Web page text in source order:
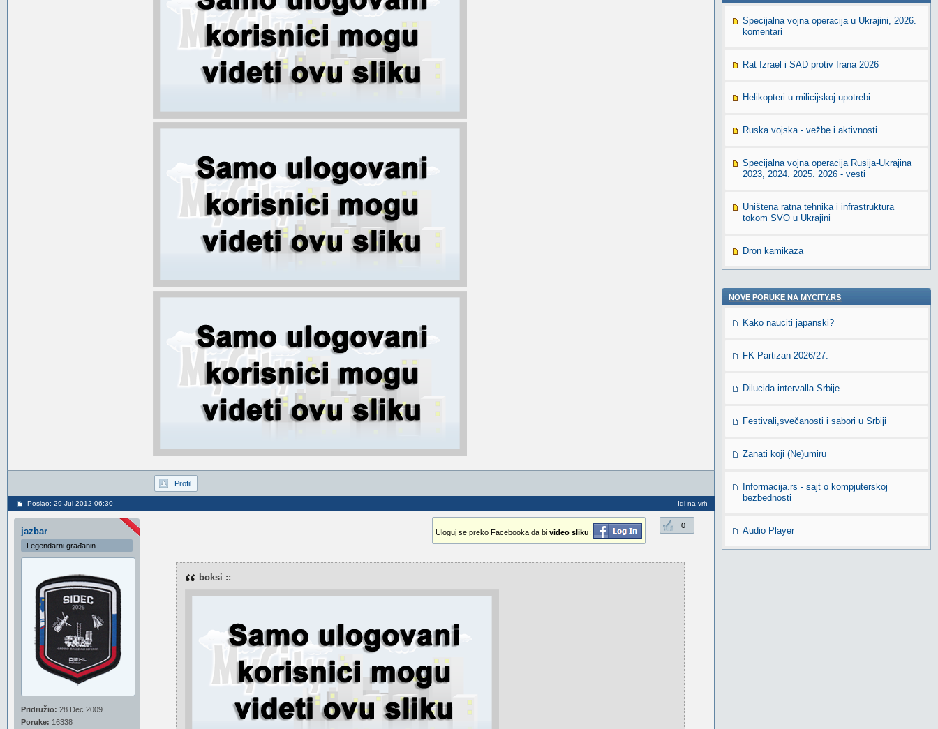
Profil
Poslao: 29 Jul 2012 06:30 Idi na vrh
jazbar
Legendarni građanin
Pridružio: 28 Dec 2009
Poruke: 16338
0
Uloguj se preko Facebooka da bi video sliku:
boksi ::
Specijalna vojna operacija u Ukrajini, 2026.
komentari
Rat Izrael i SAD protiv Irana 2026
Helikopteri u milicijskoj upotrebi
Ruska vojska - vežbe i aktivnosti
Specijalna vojna operacija Rusija-Ukrajina
2023, 2024. 2025. 2026 - vesti
Uništena ratna tehnika i infrastruktura
tokom SVO u Ukrajini
Dron kamikaza
NOVE PORUKE NA MYCITY.RS
Kako nauciti japanski?
FK Partizan 2026/27.
Dilucida intervalla Srbije
Festivali,svečanosti i sabori u Srbiji
Zanati koji (Ne)umiru
Informacija.rs - sajt o kompjuterskoj
bezbednosti
Audio Player